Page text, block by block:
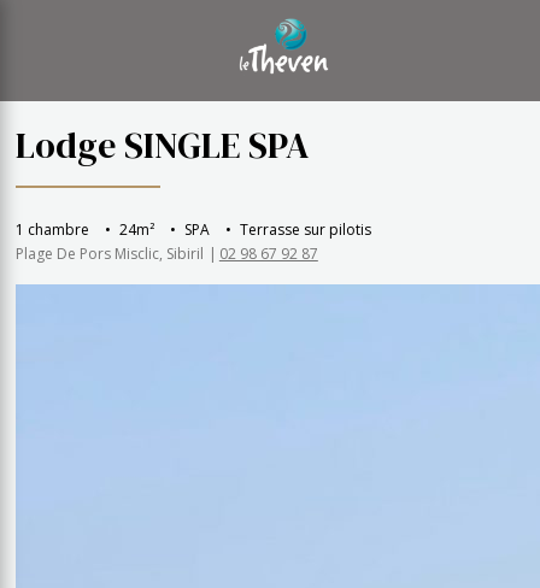
Lodge SINGLE SPA
1 chambre 24m² SPA
Terrasse sur pilotis
Plage De Pors Misclic, Sibiril
02 98 67 92 87